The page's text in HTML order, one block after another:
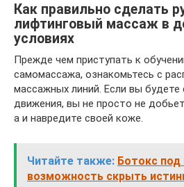
Как правильно сделать
лифтинговый массаж в
условиях
Прежде чем приступать к
самомассажа, ознакомьтесь с
массажных линий. Если вы
движения, вы не просто не
а и навредите своей коже.
Читайте также: Ботокс под
возможность скрыть